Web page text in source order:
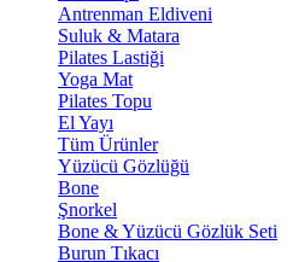
Antrenman Eldiveni
Suluk & Matara
Pilates Lastiği
Yoga Mat
Pilates Topu
El Yayı
Tüm Ürünler
Yüzücü Gözlüğü
Bone
Şnorkel
Bone & Yüzücü Gözlük Seti
Burun Tıkacı